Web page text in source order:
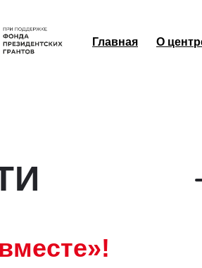
О
Главная